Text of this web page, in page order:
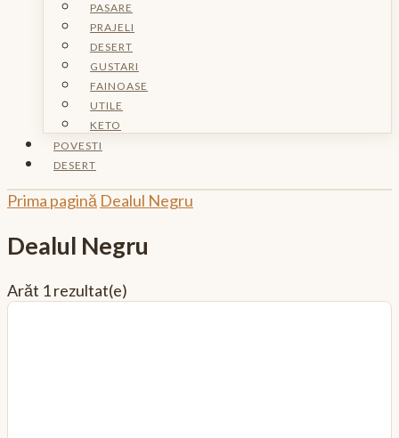
PASARE
PRAJELI
DESERT
GUSTARI
FAINOASE
UTILE
KETO
POVESTI
DESERT
Prima pagină Dealul Negru
Dealul Negru
Arăt 1 rezultat(e)